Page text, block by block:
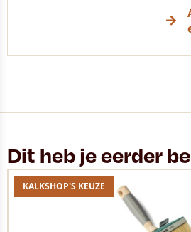
Dit heb je eerder
KALKSHOP'S KEUZE